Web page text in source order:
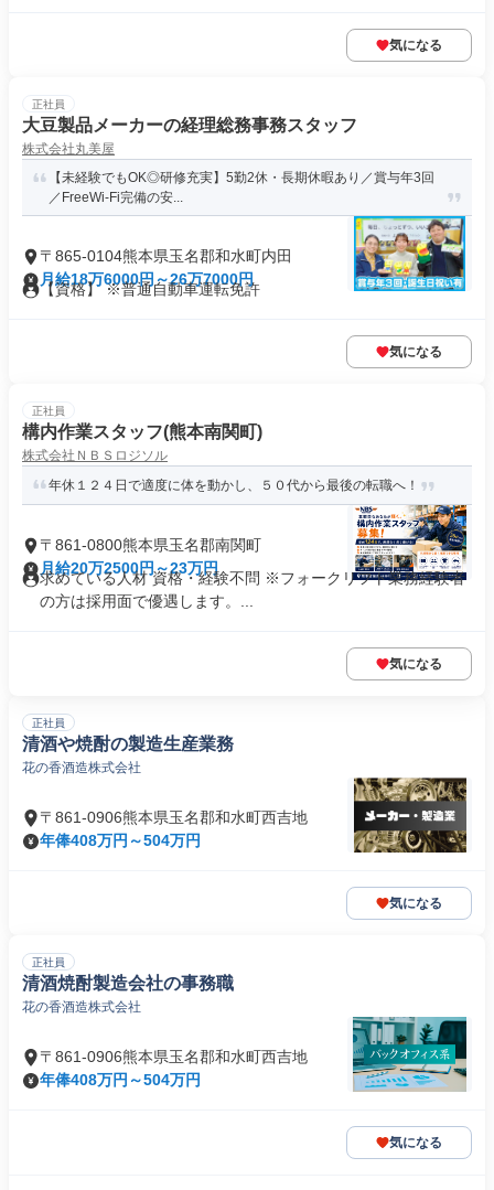
気になる
正社員
大豆製品メーカーの経理総務事務スタッフ
株式会社丸美屋
【未経験でもOK◎研修充実】5勤2休・長期休暇あり／賞与年3回
／FreeWi-Fi完備の安...
〒865-0104熊本県玉名郡和水町内田
月給18万6000円～26万7000円
【資格】 ※普通自動車運転免許
気になる
正社員
構内作業スタッフ(熊本南関町)
株式会社ＮＢＳロジソル
年休１２４日で適度に体を動かし、５０代から最後の転職へ！
〒861-0800熊本県玉名郡南関町
月給20万2500円～23万円
求めている人材 資格・経験不問 ※フォークリフト業務経験者
の方は採用面で優遇します。...
気になる
正社員
清酒や焼酎の製造生産業務
花の香酒造株式会社
〒861-0906熊本県玉名郡和水町西吉地
年俸408万円～504万円
気になる
正社員
清酒焼酎製造会社の事務職
花の香酒造株式会社
〒861-0906熊本県玉名郡和水町西吉地
年俸408万円～504万円
気になる